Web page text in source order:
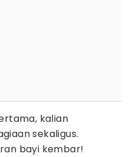
kalian
sekaligus.
bayi kembar!